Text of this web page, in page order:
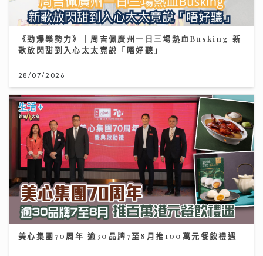
《勁爆樂勢力》｜周吉佩廣州一日三場熱血Busking 新
歌放閃甜到入心太太竟說「唔好聽」
28/07/2026
美心集團70周年 逾30品牌7至8月推100萬元餐飲禮遇